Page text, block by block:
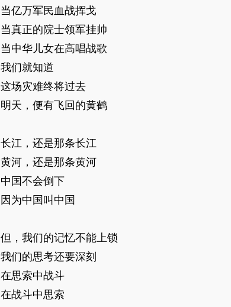
当亿万军民血战挥戈
当真正的院士领军挂帅
当中华儿女在高唱战歌
我们就知道
这场灾难终将过去
明天，便有飞回的黄鹤
长江，还是那条长江
黄河，还是那条黄河
中国不会倒下
因为中国叫中国
但，我们的记忆不能上锁
我们的思考还要深刻
在思索中战斗
在战斗中思索